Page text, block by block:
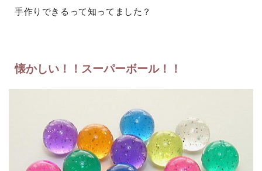
手作りできるって知ってました？
懐かしい！！スーパーボール！！